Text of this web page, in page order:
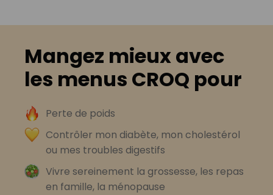
Mangez mieux avec
les menus CROQ pour
Perte de poids
Contrôler mon diabète, mon cholestérol
ou mes troubles digestifs
Vivre sereinement la grossesse, les repas
en famille, la ménopause